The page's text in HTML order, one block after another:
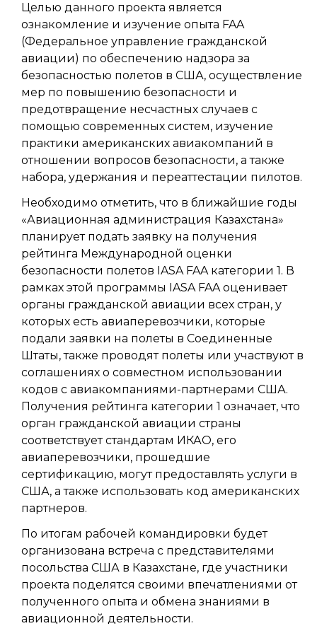
Целью данного проекта является
ознакомление и изучение опыта FAA
(Федеральное управление гражданской
авиации) по обеспечению надзора за
безопасностью полетов в США, осуществление
мер по повышению безопасности и
предотвращение несчастных случаев с
помощью современных систем, изучение
практики американских авиакомпаний в
отношении вопросов безопасности, а также
набора, удержания и переаттестации пилотов.
Необходимо отметить, что в ближайшие годы
«Авиационная администрация Казахстана»
планирует подать заявку на получения
рейтинга Международной оценки
безопасности полетов IASA FAA категории 1. В
рамках этой программы IASA FAA оценивает
органы гражданской авиации всех стран, у
которых есть авиаперевозчики, которые
подали заявки на полеты в Соединенные
Штаты, также проводят полеты или участвуют в
соглашениях о совместном использовании
кодов с авиакомпаниями-партнерами США.
Получения рейтинга категории 1 означает, что
орган гражданской авиации страны
соответствует стандартам ИКАО, его
авиаперевозчики, прошедшие
сертификацию, могут предоставлять услуги в
США, а также использовать код американских
партнеров.
По итогам рабочей командировки будет
организована встреча с представителями
посольства США в Казахстане, где участники
проекта поделятся своими впечатлениями от
полученного опыта и обмена знаниями в
авиационной деятельности.